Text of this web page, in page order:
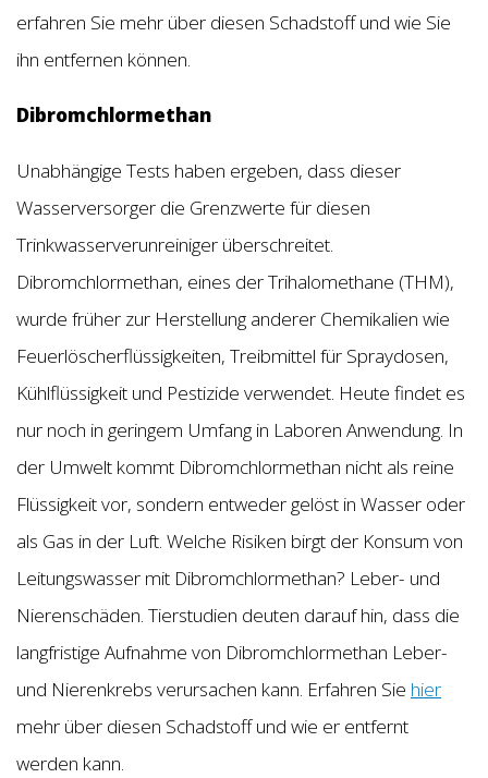
erfahren Sie mehr über diesen Schadstoff und wie Sie
ihn entfernen können.
Dibromchlormethan
Unabhängige Tests haben ergeben, dass dieser
Wasserversorger die Grenzwerte für diesen
Trinkwasserverunreiniger überschreitet.
Dibromchlormethan, eines der Trihalomethane (THM),
wurde früher zur Herstellung anderer Chemikalien wie
Feuerlöscherflüssigkeiten, Treibmittel für Spraydosen,
Kühlflüssigkeit und Pestizide verwendet. Heute findet es
nur noch in geringem Umfang in Laboren Anwendung. In
der Umwelt kommt Dibromchlormethan nicht als reine
Flüssigkeit vor, sondern entweder gelöst in Wasser oder
als Gas in der Luft. Welche Risiken birgt der Konsum von
Leitungswasser mit Dibromchlormethan? Leber- und
Nierenschäden. Tierstudien deuten darauf hin, dass die
langfristige Aufnahme von Dibromchlormethan Leber-
und Nierenkrebs verursachen kann. Erfahren Sie hier
mehr über diesen Schadstoff und wie er entfernt
werden kann.